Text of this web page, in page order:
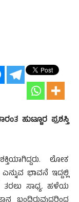
ಹುಟ್ಟೂರ ಪ್ರಶಸ್ತಿ
ಲೋಕ
ಭಾವನೆ ಇದ್ದಲ್ಲಿ
ಸಾಧ್ಯ. ಹಳೆಯ